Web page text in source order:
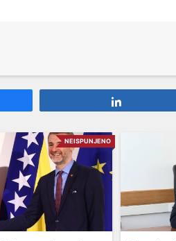
NEISPUNJENO